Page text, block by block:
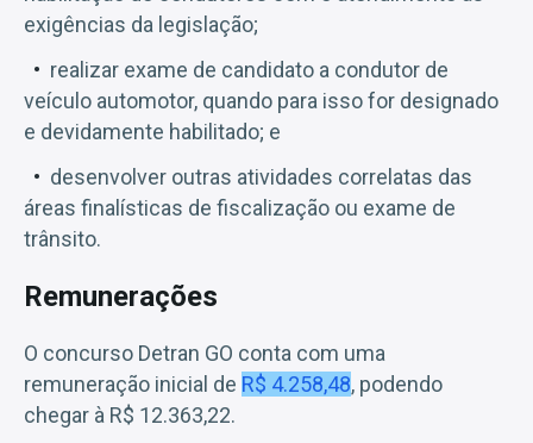
exigências da legislação;
realizar exame de candidato a condutor de
veículo automotor, quando para isso for designado
e devidamente habilitado; e
desenvolver outras atividades correlatas das
áreas finalísticas de fiscalização ou exame de
trânsito.
Remunerações
O concurso Detran GO conta com uma
remuneração inicial de R$ 4.258,48, podendo
chegar à R$ 12.363,22.